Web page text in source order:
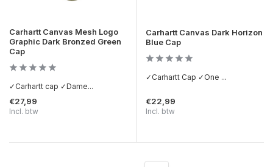
Carhartt Canvas Mesh Logo
Graphic Dark Bronzed Green
Cap
✓Carhartt cap ✓Dame...
€27,99
Incl. btw
Carhartt Canvas Dark Horizon
Blue Cap
✓Carhartt Cap ✓One ...
€22,99
Incl. btw